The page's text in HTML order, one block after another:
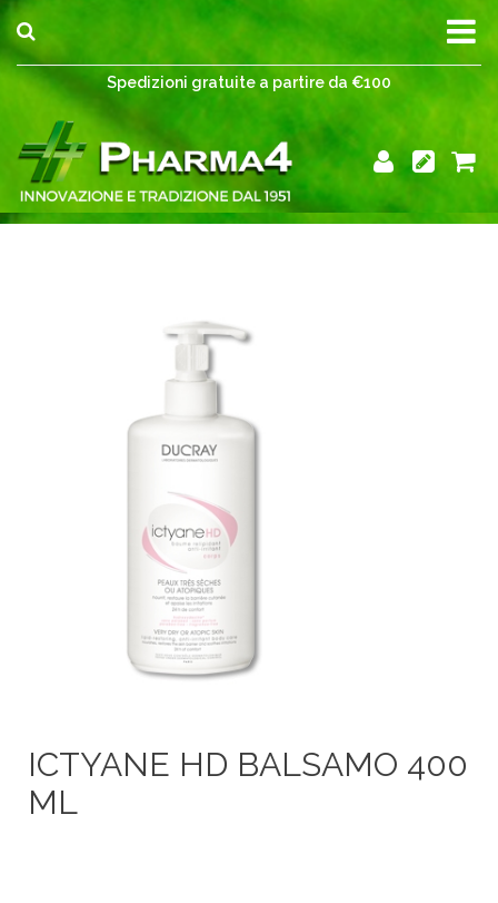
Spedizioni gratuite a partire da €100
Spedizioni gratuite a partire da €100
ICTYANE HD BALSAMO 400
ML